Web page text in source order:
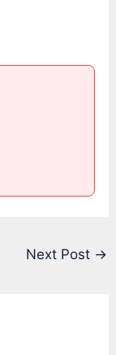
Next Post →